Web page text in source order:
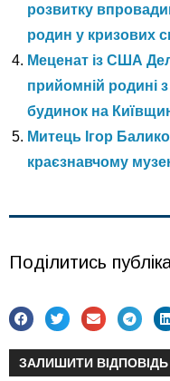
розвитку
родин у кризових
Меценат із США
прийомній родині
будинок на
Митець Ігор
краєзнавчому
Поділитись
ЗАЛИШИТИ ВІДПОВІДЬ